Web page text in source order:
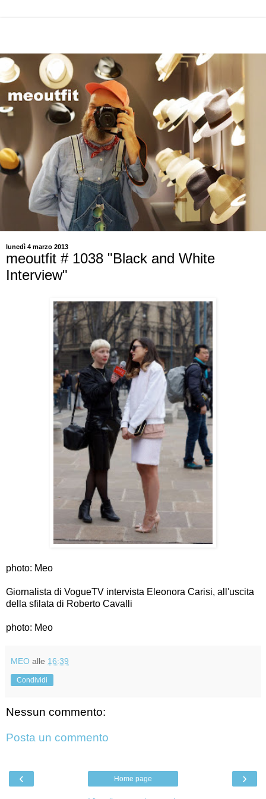
lunedì 4 marzo 2013
meoutfit # 1038 "Black and White
Interview"
photo: Meo
Giornalista di VogueTV intervista Eleonora Carisi, all'uscita
della sfilata di Roberto Cavalli
photo: Meo
MEO alle 16:39
Condividi
Nessun commento:
Posta un commento
‹ ›
Home page